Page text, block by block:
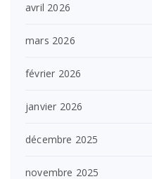
avril 2026
mars 2026
février 2026
janvier 2026
décembre 2025
novembre 2025